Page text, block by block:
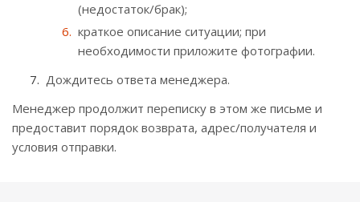
(недостаток/брак);
краткое описание ситуации; при
необходимости приложите фотографии.
Дождитесь ответа менеджера.
Менеджер продолжит переписку в этом же письме и
предоставит порядок возврата, адрес/получателя и
условия отправки.